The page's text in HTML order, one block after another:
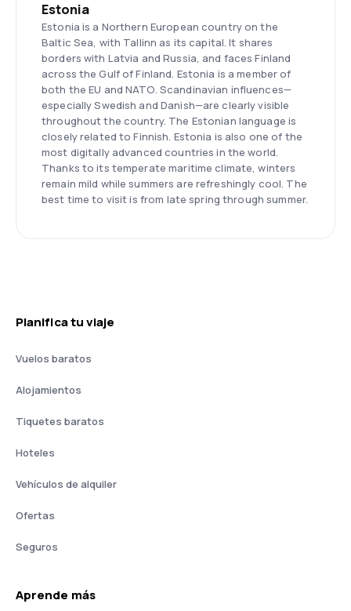
Estonia
Estonia is a Northern European country on the
Baltic Sea, with Tallinn as its capital. It shares
borders with Latvia and Russia, and faces Finland
across the Gulf of Finland. Estonia is a member of
both the EU and NATO. Scandinavian influences—
especially Swedish and Danish—are clearly visible
throughout the country. The Estonian language is
closely related to Finnish. Estonia is also one of the
most digitally advanced countries in the world.
Thanks to its temperate maritime climate, winters
remain mild while summers are refreshingly cool. The
best time to visit is from late spring through summer.
Planifica tu viaje
Vuelos baratos
Alojamientos
Tiquetes baratos
Hoteles
Vehículos de alquiler
Ofertas
Seguros
Aprende más